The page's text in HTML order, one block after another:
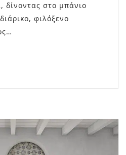
δίνοντας στο μπάνιο
φιλόξενο